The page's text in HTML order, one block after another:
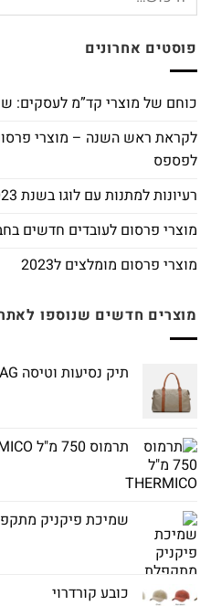
פוסטים אחרונים
כוחם של מוצרי קד”מ לעסקים:
לקראת ראש השנה – מוצרי
לפספס
רעיונות למתנות עם לוגו בשנת 2023 שכל עסק צריך להכיר
מוצרי פרסום לעובדים חדשים
מוצרי פרסום מומלצים ל2023
מוצרים חדשים שנוספו
תיק נסיעות וטיסה DUFFEL BAG
תרמוס 750 מ"ל THERMICO
שמיכת פיקניק
כובע קורדרוי